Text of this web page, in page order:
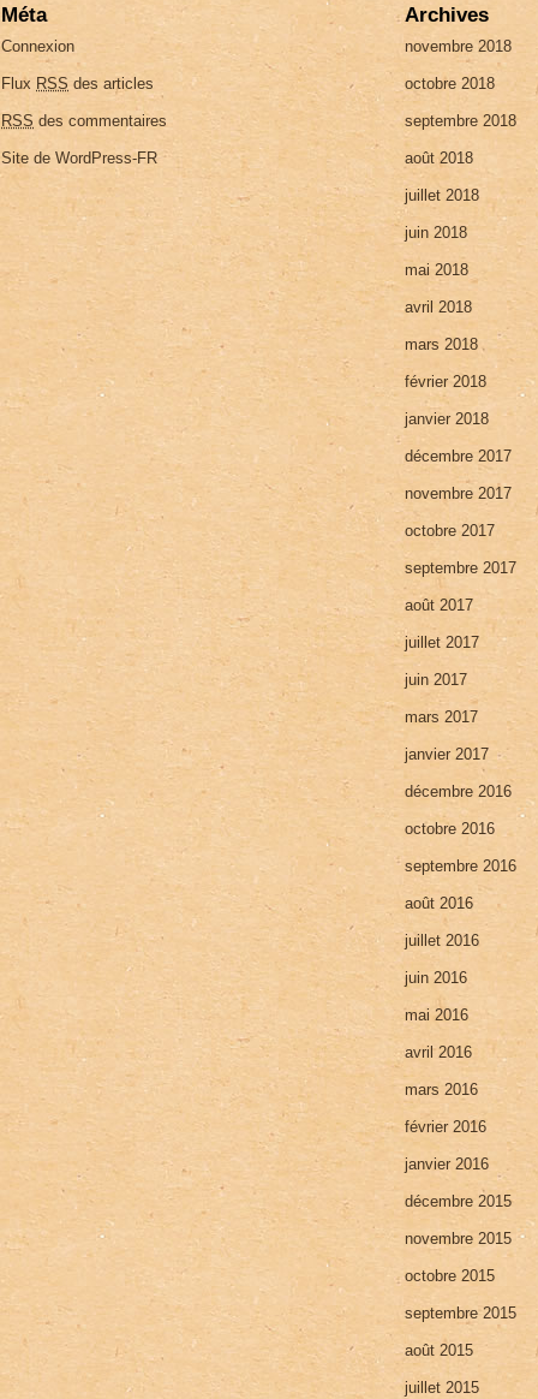
Méta
Connexion
Flux RSS des articles
RSS des commentaires
Site de WordPress-FR
Archives
novembre 2018
octobre 2018
septembre 2018
août 2018
juillet 2018
juin 2018
mai 2018
avril 2018
mars 2018
février 2018
janvier 2018
décembre 2017
novembre 2017
octobre 2017
septembre 2017
août 2017
juillet 2017
juin 2017
mars 2017
janvier 2017
décembre 2016
octobre 2016
septembre 2016
août 2016
juillet 2016
juin 2016
mai 2016
avril 2016
mars 2016
février 2016
janvier 2016
décembre 2015
novembre 2015
octobre 2015
septembre 2015
août 2015
juillet 2015